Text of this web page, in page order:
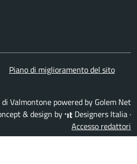
Piano di miglioramento del sito
Valmontone powered by Golem Net
& design by Designers Italia ·
Accesso redattori